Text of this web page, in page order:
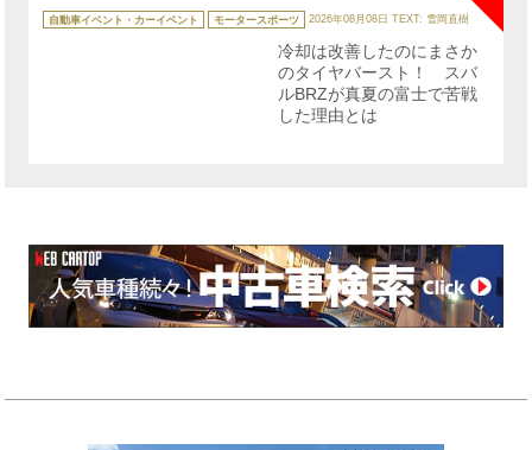
テ
ゴ
自動車イベント・カーイベント モータースポーツ 2026年08月08日 TEXT: 雪岡直樹
冷却は改善したのにまさか
のタイヤバースト！ スバ
ルBRZが真夏の富士で苦戦
した理由とは